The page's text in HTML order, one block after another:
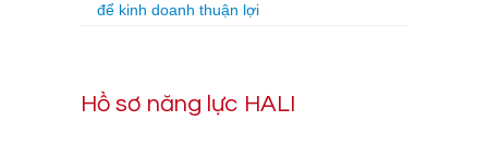
để kinh doanh thuận lợi
Hồ sơ năng lực HALI